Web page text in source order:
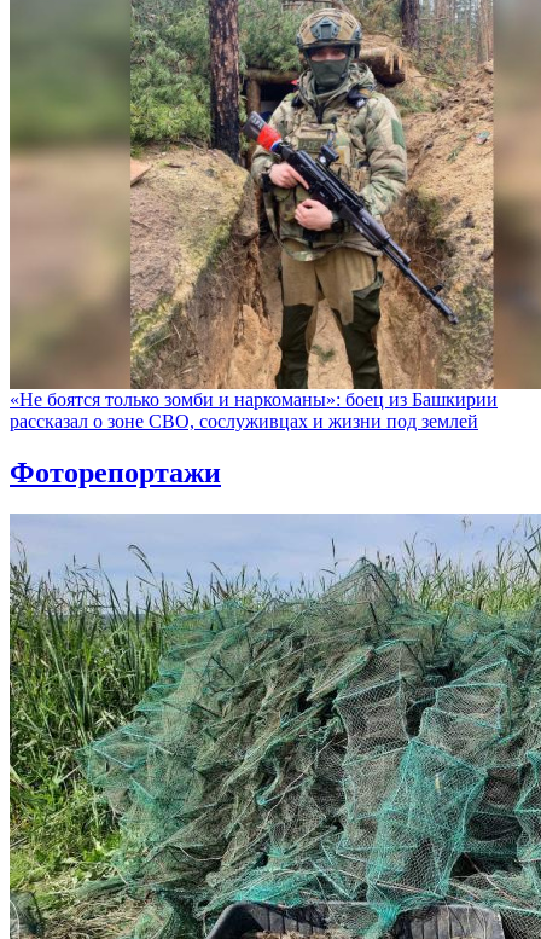
«Не боятся только зомби и наркоманы»: боец из Башкирии
рассказал о зоне СВО, сослуживцах и жизни под землей
Фоторепортажи